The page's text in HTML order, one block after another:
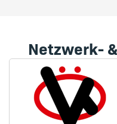
Netzwerk-